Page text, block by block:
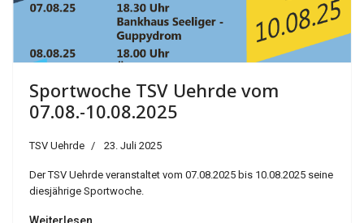
Sportwoche TSV Uehrde vom
07.08.-10.08.2025
TSV Uehrde 23. Juli 2025
Der TSV Uehrde veranstaltet vom 07.08.2025 bis 10.08.2025 seine
diesjährige Sportwoche.
Weiterlesen ...